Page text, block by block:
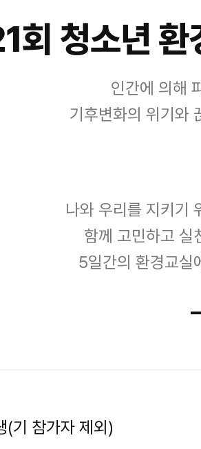
회 청소년 환
인간에 의해
기후변화의 위기와
나와 우리를 지키기
함께 고민하고 실
5일간의 환경교실
(기 참가자 제외)